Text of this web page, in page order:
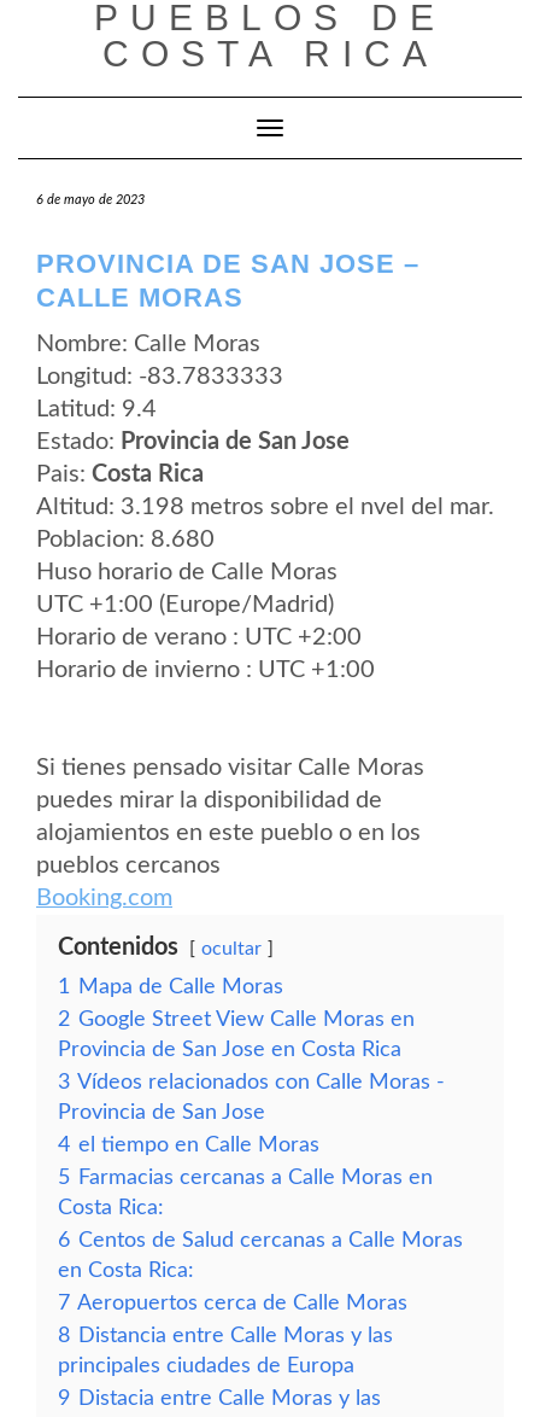
PUEBLOS DE
COSTA RICA
Cambiar modo de navegación
6 de mayo de 2023
PROVINCIA DE SAN JOSE –
CALLE MORAS
Nombre: Calle Moras
Longitud: -83.7833333
Latitud: 9.4
Estado: Provincia de San Jose
Pais: Costa Rica
Altitud: 3.198 metros sobre el nvel del mar.
Poblacion: 8.680
Huso horario de Calle Moras
UTC +1:00 (Europe/Madrid)
Horario de verano : UTC +2:00
Horario de invierno : UTC +1:00
Si tienes pensado visitar Calle Moras
puedes mirar la disponibilidad de
alojamientos en este pueblo o en los
pueblos cercanos
Booking.com
Contenidos ocultar
1
Mapa de Calle Moras
2 Google Street View Calle Moras en
Provincia de San Jose en Costa Rica
3 Vídeos relacionados con Calle Moras -
Provincia de San Jose
4 el tiempo en Calle Moras
5 Farmacias cercanas a Calle Moras en
Costa Rica:
6 Centos de Salud cercanas a Calle Moras
en Costa Rica:
7 Aeropuertos cerca de Calle Moras
8 Distancia entre Calle Moras y las
principales ciudades de Europa
9 Distacia entre Calle Moras y las